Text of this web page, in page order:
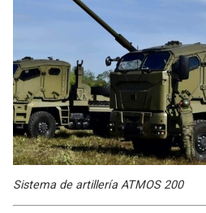
Sistema de artillería ATMOS 200